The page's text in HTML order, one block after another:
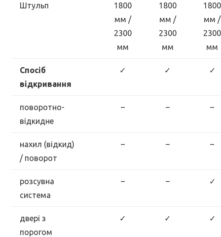
Штульп
1800
мм /
2300
мм
1800
мм /
2300
мм
1800
мм /
2300
мм
Спосіб
відкривання
✓ ✓ ✓
поворотно-
відкидне
– – –
нахил (відкид)
/ поворот
– – –
розсувна
система
– – ✓
двері з
порогом
✓ ✓ ✓